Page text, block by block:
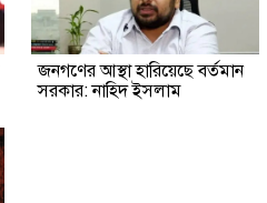
জনগণের আস্থা হারিয়েছে বর্তমান
সরকার: নাহিদ ইসলাম